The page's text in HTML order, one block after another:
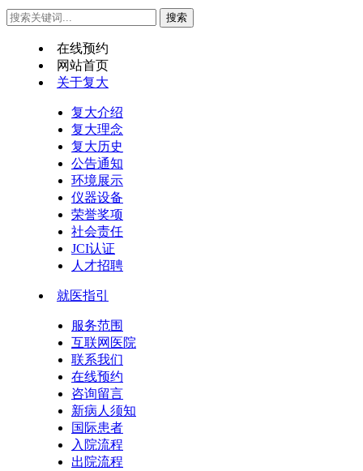
在线预约
网站首页
关于复大
复大介绍
复大理念
复大历史
公告通知
环境展示
仪器设备
荣誉奖项
社会责任
JCI认证
人才招聘
就医指引
服务范围
互联网医院
联系我们
在线预约
咨询留言
新病人须知
国际患者
入院流程
出院流程